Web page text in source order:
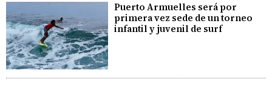
Puerto Armuelles será por
primera vez sede de un torneo
infantil y juvenil de surf